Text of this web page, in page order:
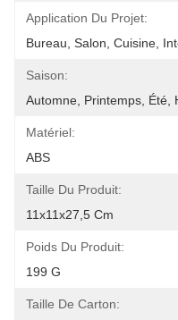
Application Du Projet:
Bureau, Salon, Cuisine,
Saison:
Automne, Printemps, Été,
Matériel:
ABS
Taille Du Produit:
11x11x27,5 Cm
Poids Du Produit:
199 G
Taille De Carton: